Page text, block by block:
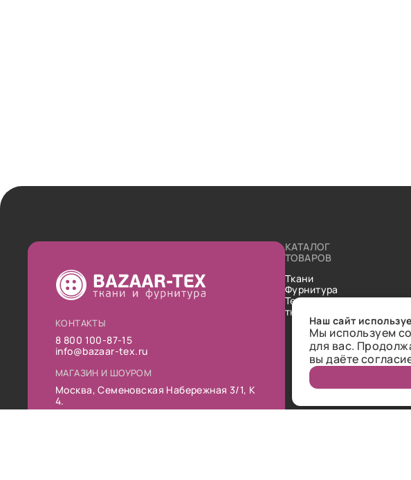
КОНТАКТЫ
8 800 100-87-15
info@bazaar-tex.ru
МАГАЗИН И ШОУРОМ
Москва, Семеновская Набережная 3/1, К
4.
КАТАЛОГ
ТОВАРОВ
Ткани
Фурнитура
Технические
ткани
Наш сайт
Мы используем
для вас.
вы даёте